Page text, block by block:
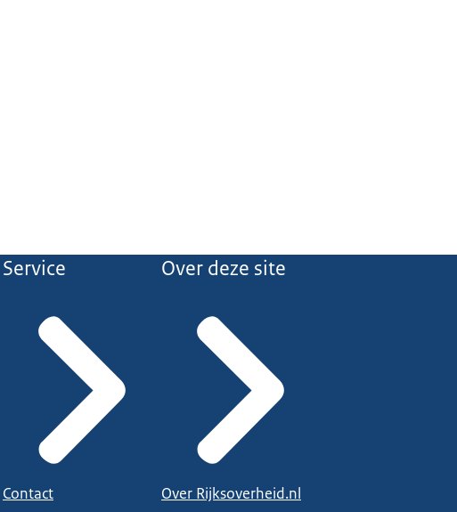
Service
Contact
Over deze site
Over Rijksoverheid.nl